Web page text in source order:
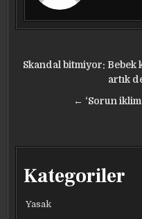
Yazı
Skandal bitmiyor: Bebek
artık
← ‘Sorun
Kategoriler
Yasak